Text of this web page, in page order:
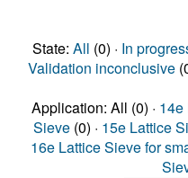
State: All (0) · In
Validation inconclusive
Application: All (0) · 14e
Sieve (0) · 15e Lattice
16e Lattice Sieve for